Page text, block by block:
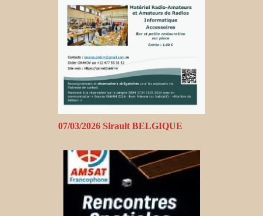
07/03/2026 Sirault BELGIQUE